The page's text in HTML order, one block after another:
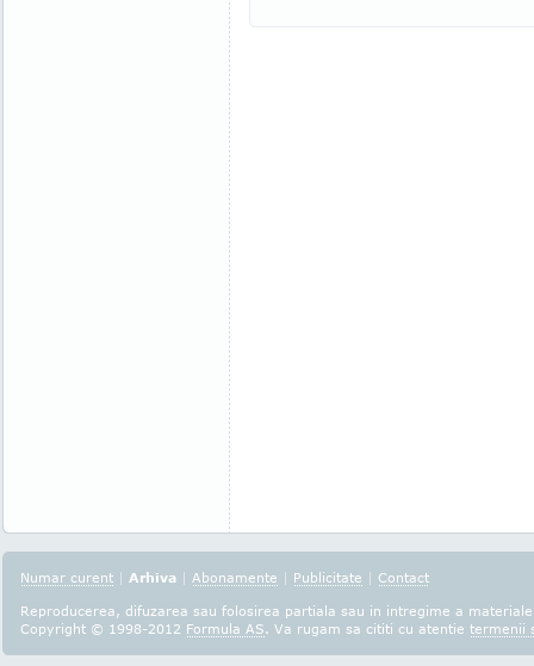
Numar curent | Arhiva | Abonamente | Publicitate | Contact
Reproducerea, difuzarea sau folosirea partiala sau in intregime a
Copyright © 1998-2012 Formula AS. Va rugam sa cititi cu atentie termenii